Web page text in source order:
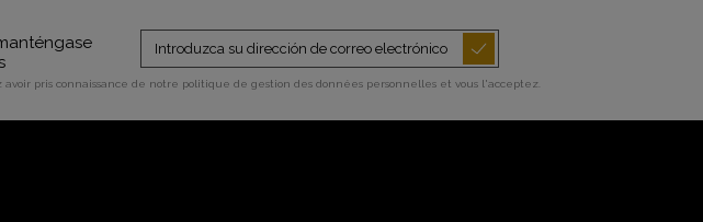
pris connaissance de notre politique de gestion des données personnelles et vous l'acceptez.